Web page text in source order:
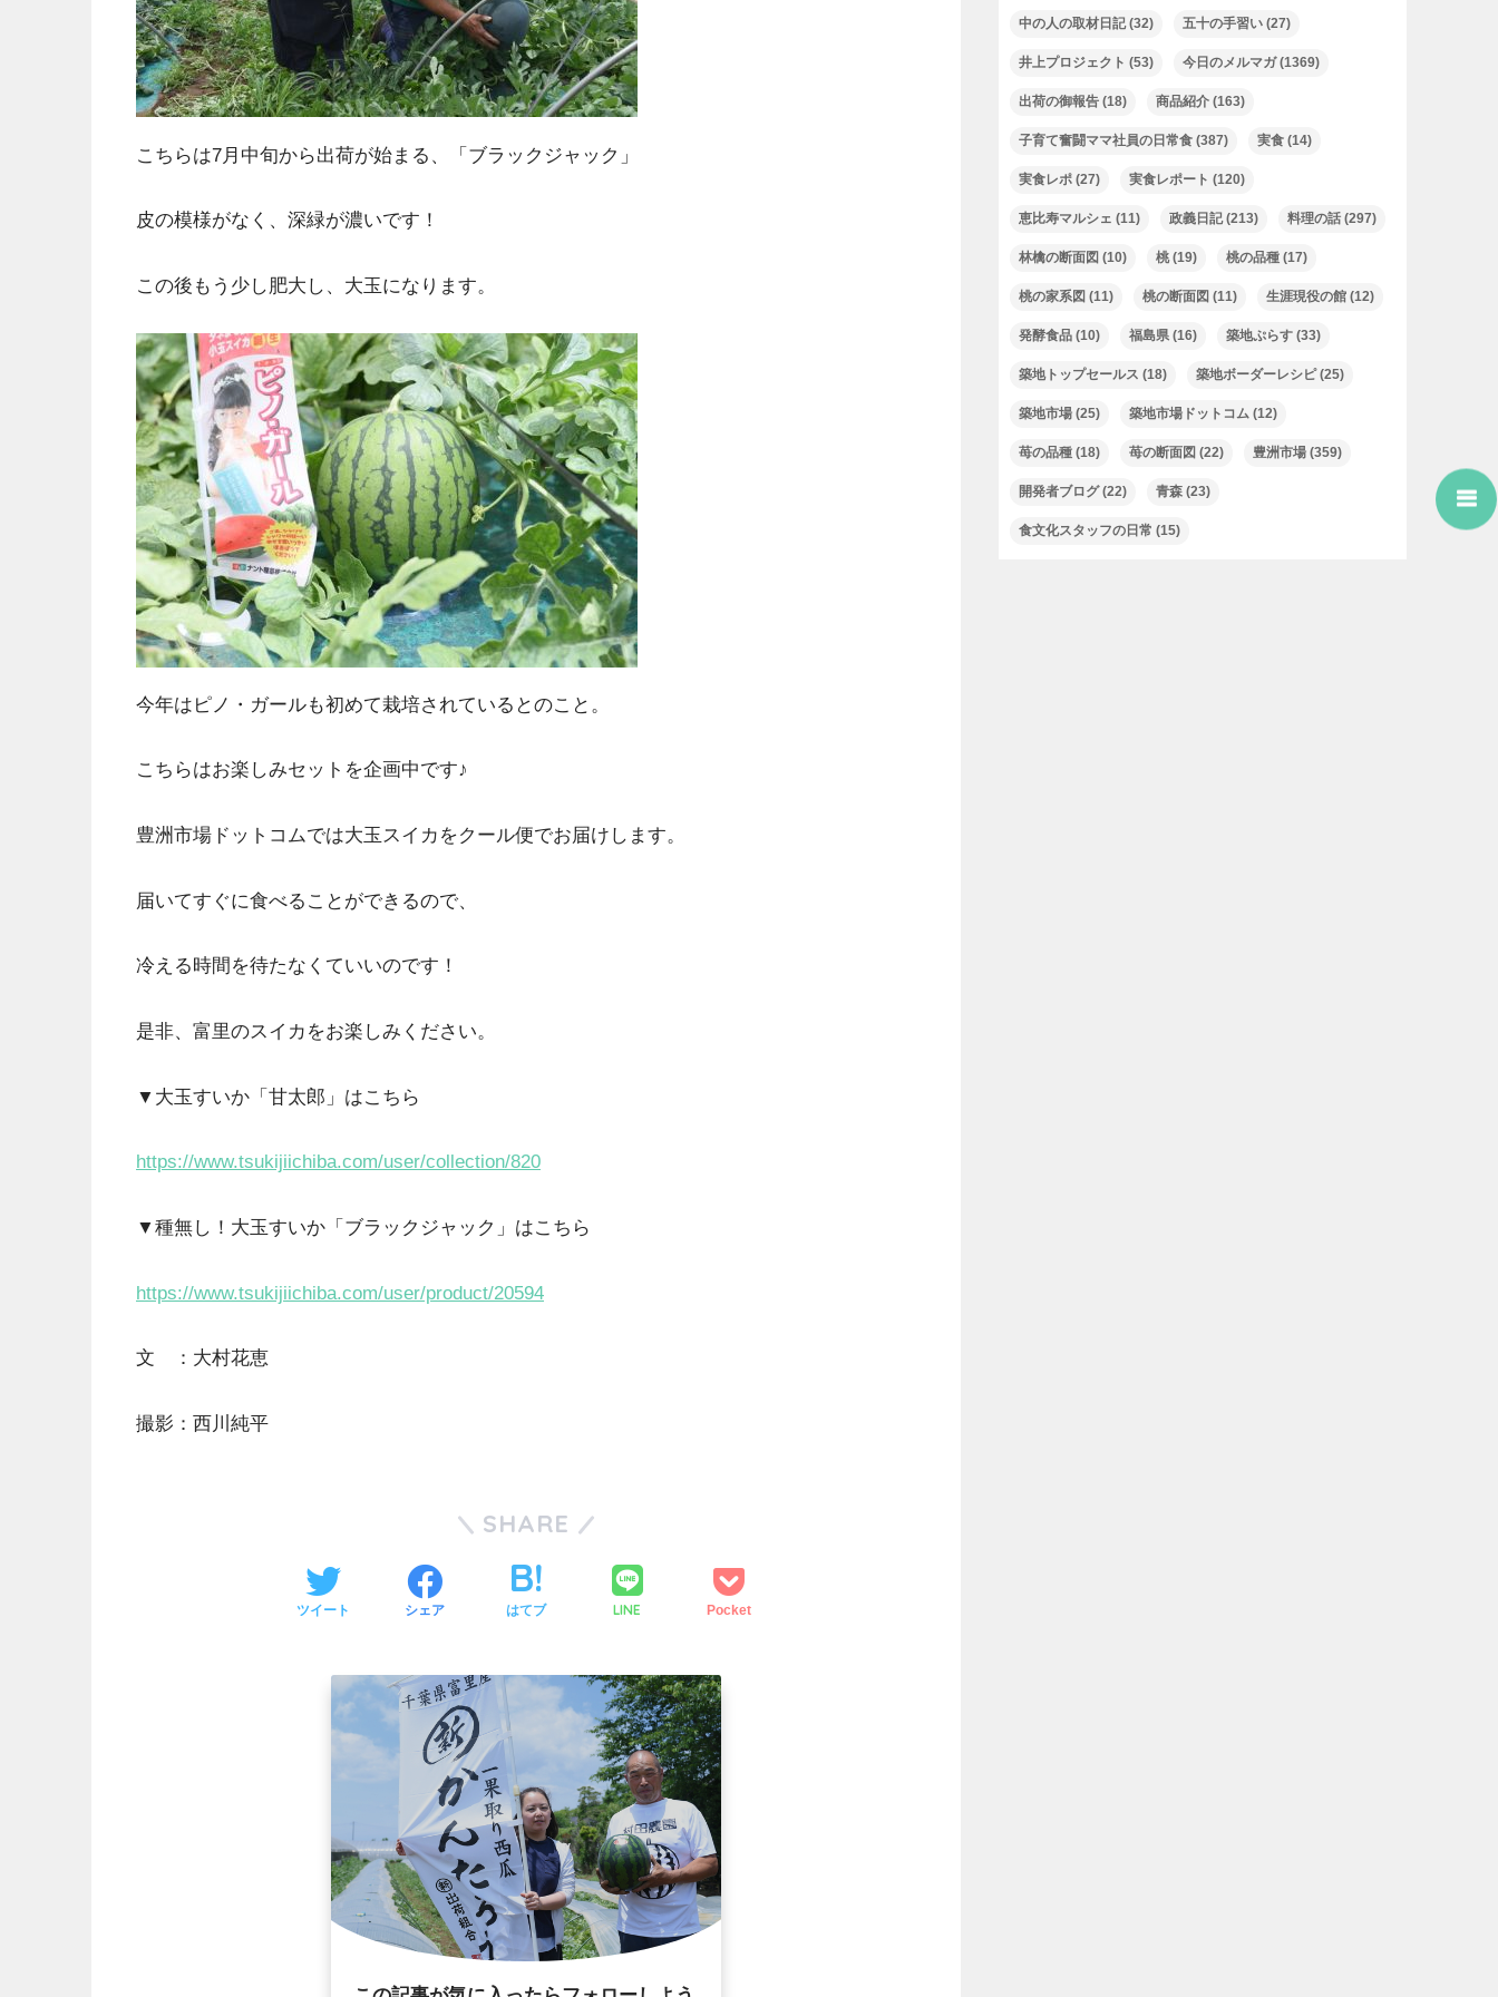
こちらは7月中旬から出荷が始まる、「ブラックジャック」
皮の模様がなく、深緑が濃いです！
この後もう少し肥大し、大玉になります。
今年はピノ・ガールも初めて栽培されているとのこと。
こちらはお楽しみセットを企画中です♪
豊洲市場ドットコムでは大玉スイカをクール便でお届けします。
届いてすぐに食べることができるので、
冷える時間を待たなくていいのです！
是非、富里のスイカをお楽しみください。
▼大玉すいか「甘太郎」はこちら
https://www.tsukijiichiba.com/user/collection/820
▼種無し！大玉すいか「ブラックジャック」はこちら
https://www.tsukijiichiba.com/user/product/20594
文 ：大村花恵
撮影：西川純平
SHARE
ツイート シェア はてブ LINE Pocket
中の人の取材日記(32) 五十の手習い (27)
井上プロジェクト (53) 今日のメルマガ(1369)
出荷の御報告 (18) 商品紹介 (163)
子育て奮闘ママ社員の日常食 (387) 実食 (14)
実食レポ (27) 実食レポート (120)
恵比寿マルシェ (11) 政義日記(213) 料理の話 (297)
林檎の断面図 (10) 桃(19) 桃の品種 (17)
桃の家系図 (11) 桃の断面図 (11) 生涯現役の館 (12)
発酵食品 (10) 福島県 (16) 築地ぷらす (33)
築地トップセールス (18) 築地ボーダーレシピ(25)
築地市場 (25) 築地市場ドットコム (12)
苺の品種 (18) 苺の断面図 (22) 豊洲市場 (359)
開発者ブログ(22) 青森 (23)
食文化スタッフの日常 (15)